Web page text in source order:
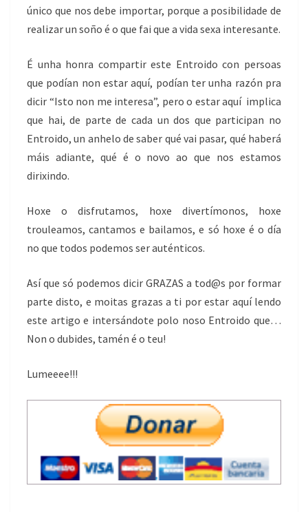
único que nos debe importar, porque a posibilidade de
realizar un soño é o que fai que a vida sexa interesante.
É unha honra compartir este Entroido con persoas
que podían non estar aquí, podían ter unha razón pra
dicir “Isto non me interesa”, pero o estar aquí implica
que hai, de parte de cada un dos que participan no
Entroido, un anhelo de saber qué vai pasar, qué haberá
máis adiante, qué é o novo ao que nos estamos
dirixindo.
Hoxe o disfrutamos, hoxe divertímonos, hoxe
trouleamos, cantamos e bailamos, e só hoxe é o día
no que todos podemos ser auténticos.
Así que só podemos dicir GRAZAS a tod@s por formar
parte disto, e moitas grazas a ti por estar aquí lendo
este artigo e intersándote polo noso Entroido que…
Non o dubides, tamén é o teu!
Lumeeee!!!